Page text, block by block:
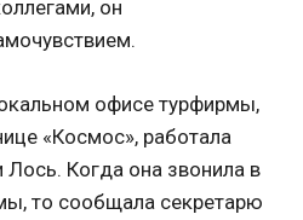
он
офисе турфирмы,
«Космос», работала
Когда она звонила в
то сообщала секретарю